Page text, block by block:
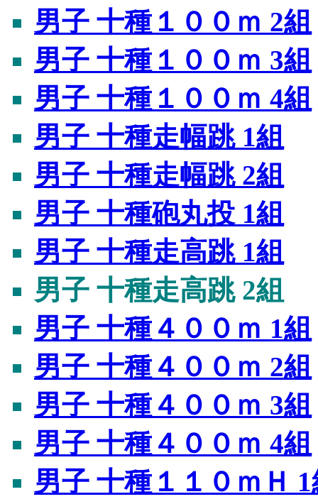
男子 十種１００ｍ 2組
男子 十種１００ｍ 3組
男子 十種１００ｍ 4組
男子 十種走幅跳 1組
男子 十種走幅跳 2組
男子 十種砲丸投 1組
男子 十種走高跳 1組
男子 十種走高跳 2組
男子 十種４００ｍ 1組
男子 十種４００ｍ 2組
男子 十種４００ｍ 3組
男子 十種４００ｍ 4組
男子 十種１１０ｍＨ